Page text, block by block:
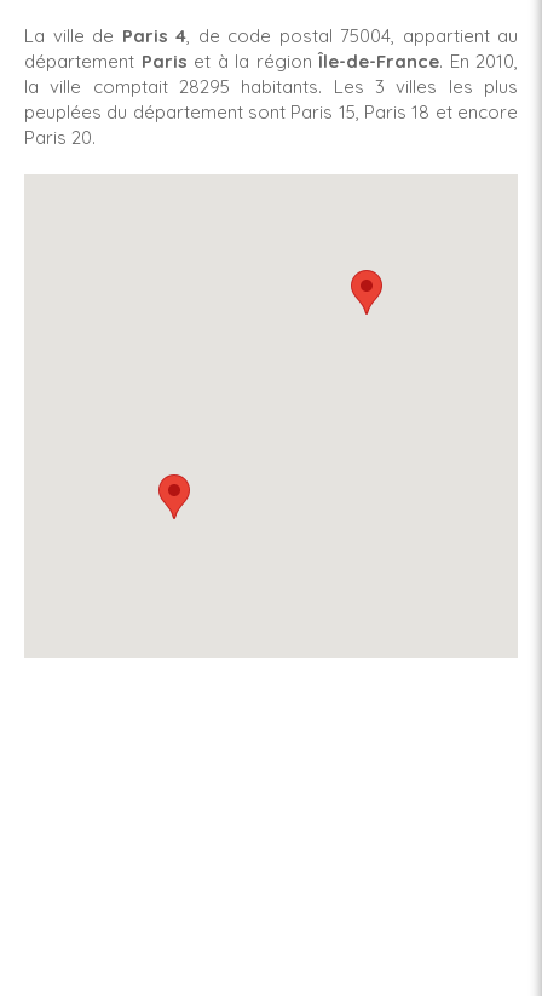
La ville de Paris 4, de code postal 75004, appartient au
département Paris et à la région Île-de-France. En 2010,
la ville comptait 28295 habitants. Les 3 villes les plus
peuplées du département sont Paris 15, Paris 18 et encore
Paris 20.